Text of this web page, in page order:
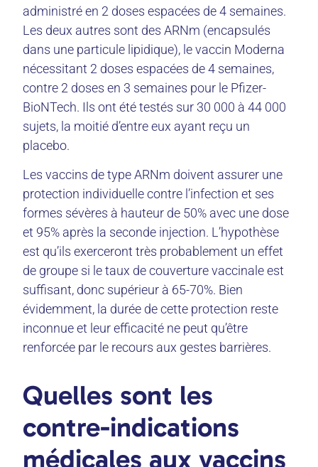
administré en 2 doses espacées de 4 semaines.
Les deux autres sont des ARNm (encapsulés
dans une particule lipidique), le vaccin Moderna
nécessitant 2 doses espacées de 4 semaines,
contre 2 doses en 3 semaines pour le Pfizer-
BioNTech. Ils ont été testés sur 30 000 à 44 000
sujets, la moitié d’entre eux ayant reçu un
placebo.
Les vaccins de type ARNm doivent assurer une
protection individuelle contre l’infection et ses
formes sévères à hauteur de 50% avec une dose
et 95% après la seconde injection. L’hypothèse
est qu’ils exerceront très probablement un effet
de groupe si le taux de couverture vaccinale est
suffisant, donc supérieur à 65-70%. Bien
évidemment, la durée de cette protection reste
inconnue et leur efficacité ne peut qu’être
renforcée par le recours aux gestes barrières.
Quelles sont les
contre-indications
médicales aux vaccins